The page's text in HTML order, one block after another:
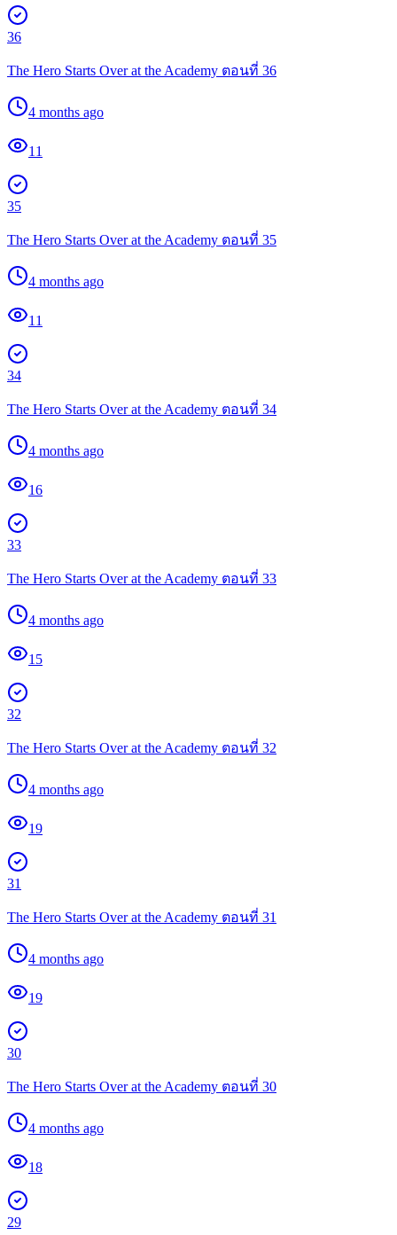
36
The Hero Starts Over at the Academy ตอนที่ 36
4 months ago
11
35
The Hero Starts Over at the Academy ตอนที่ 35
4 months ago
11
34
The Hero Starts Over at the Academy ตอนที่ 34
4 months ago
16
33
The Hero Starts Over at the Academy ตอนที่ 33
4 months ago
15
32
The Hero Starts Over at the Academy ตอนที่ 32
4 months ago
19
31
The Hero Starts Over at the Academy ตอนที่ 31
4 months ago
19
30
The Hero Starts Over at the Academy ตอนที่ 30
4 months ago
18
29